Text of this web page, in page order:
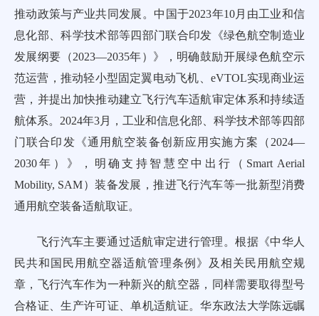
推动政策与产业共同发展。中国于2023年10月由工业和信
息化部、科学技术部等四部门联合印发《绿色航空制造业
发展纲要（2023—2035年）》，明确鼓励开展绿色航空示
范运营，推动轻小型固定翼电动飞机、eVTOL实现商业运
营，并提出加快推动建立飞行汽车适航审定体系和持续适
航体系。2024年3月，工业和信息化部、科学技术部等四部
门联合印发《通用航空装备创新应用实施方案（2024—
2030年）》，明确支持智慧空中出行（Smart Aerial
Mobility, SAM）装备发展，推进飞行汽车等一批新型消费
通用航空装备适航取证。
飞行汽车主要通过适航审定进行管理。根据《中华人
民共和国民用航空器适航管理条例》及相关民用航空规
章，飞行汽车作为一种新兴的航空器，同样需要取得型号
合格证、生产许可证、单机适航证。华东政法大学陈远瞩